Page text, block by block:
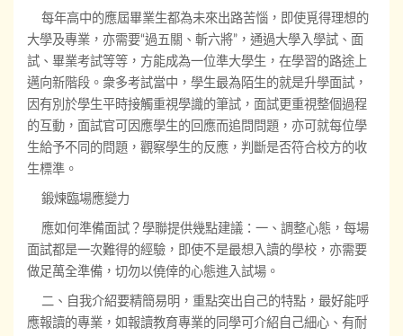
每年高中的應屆畢業生都為未來出路苦惱，即使覓得理想的
大學及專業，亦需要“過五關、斬六將”，通過大學入學試、面
試、畢業考試等等，方能成為一位準大學生，在學習的路途上
邁向新階段。衆多考試當中，學生最為陌生的就是升學面試，
因有別於學生平時接觸重視學識的筆試，面試更重視整個過程
的互動，面試官可因應學生的回應而追問問題，亦可就每位學
生給予不同的問題，觀察學生的反應，判斷是否符合校方的收
生標準。
鍛煉臨場應變力
應如何準備面試？學聯提供幾點建議：一、調整心態，每場
面試都是一次難得的經驗，即使不是最想入讀的學校，亦需要
做足萬全準備，切勿以僥倖的心態進入試場。
二、自我介紹要精簡易明，重點突出自己的特點，最好能呼
應報讀的專業，如報讀教育專業的同學可介紹自己細心、有耐